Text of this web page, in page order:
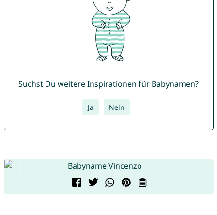
Suchst Du weitere Inspirationen für Babynamen?
Ja Nein